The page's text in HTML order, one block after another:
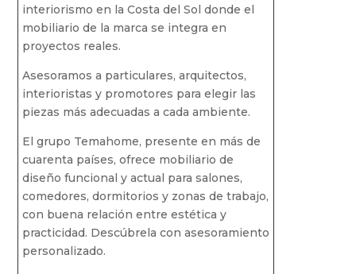
interiorismo en la Costa del Sol donde el
mobiliario de la marca se integra en
proyectos reales.
Asesoramos a particulares, arquitectos,
interioristas y promotores para elegir las
piezas más adecuadas a cada ambiente.
El grupo Temahome, presente en más de
cuarenta países, ofrece mobiliario de
diseño funcional y actual para salones,
comedores, dormitorios y zonas de trabajo,
con buena relación entre estética y
practicidad. Descúbrela con asesoramiento
personalizado.